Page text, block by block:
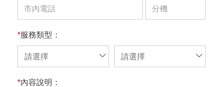
*服務類型：
請選擇 請選擇
*內容說明：